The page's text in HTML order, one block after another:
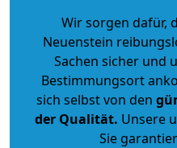
Wir sorgen dafür,
Neuenstein
Sachen sicher und
Bestimmungsort
sich selbst von den
der Qualität. Unsere
Sie